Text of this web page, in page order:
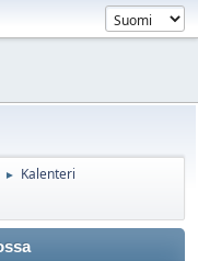
► Kalenteri